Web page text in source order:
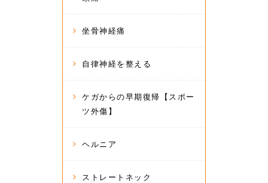
坐骨神経痛
自律神経を整える
ケガからの早期復帰【スポー
ツ外傷】
ヘルニア
ストレートネック